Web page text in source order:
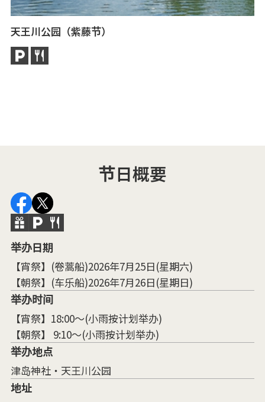
天王川公园（紫藤节）
节日概要
举办日期
【宵祭】(卷蒿船)2026年7月25日(星期六)
【朝祭】(车乐船)2026年7月26日(星期日)
举办时间
【宵祭】18:00～(小雨按计划举办)
【朝祭】 9:10～(小雨按计划举办)
举办地点
津岛神社・天王川公园
地址